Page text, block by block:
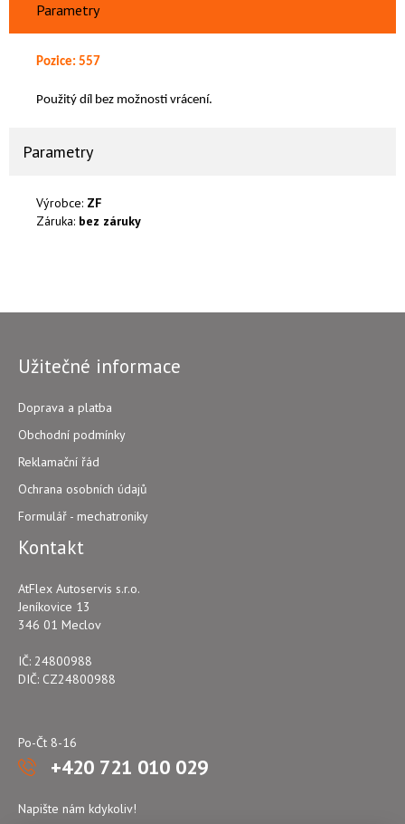
Parametry
Pozice: 557
Použitý díl bez možnosti vrácení.
Parametry
Výrobce: ZF
Záruka: bez záruky
Užitečné informace
Doprava a platba
Obchodní podmínky
Reklamační řád
Ochrana osobních údajů
Formulář - mechatroniky
Kontakt
AtFlex Autoservis s.r.o.
Jeníkovice 13
346 01 Meclov
IČ: 24800988
DIČ: CZ24800988
Po-Čt 8-16
+420 721 010 029
Napište nám kdykoliv!